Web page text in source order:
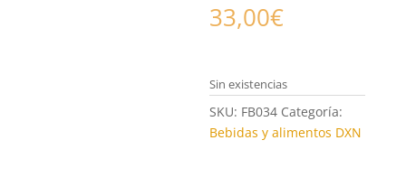
33,00€
Sin existencias
SKU: FB034 Categoría:
Bebidas y alimentos DXN